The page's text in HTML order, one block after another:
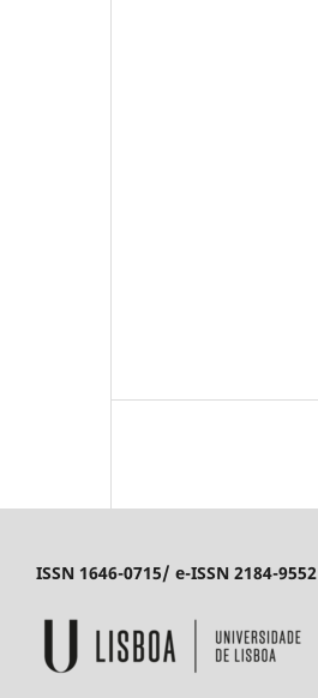
ISSN 1646-0715/ e-ISSN 2184-9552